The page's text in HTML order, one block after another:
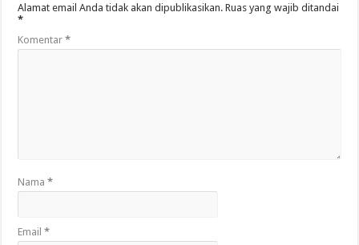
Alamat email Anda tidak akan dipublikasikan. Ruas yang wajib ditandai
*
Komentar*
Nama*
Email*